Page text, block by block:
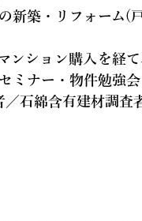
新築・リフォーム(
ンション購入を経
ミナー・物件勉強会
石綿含有建材調査